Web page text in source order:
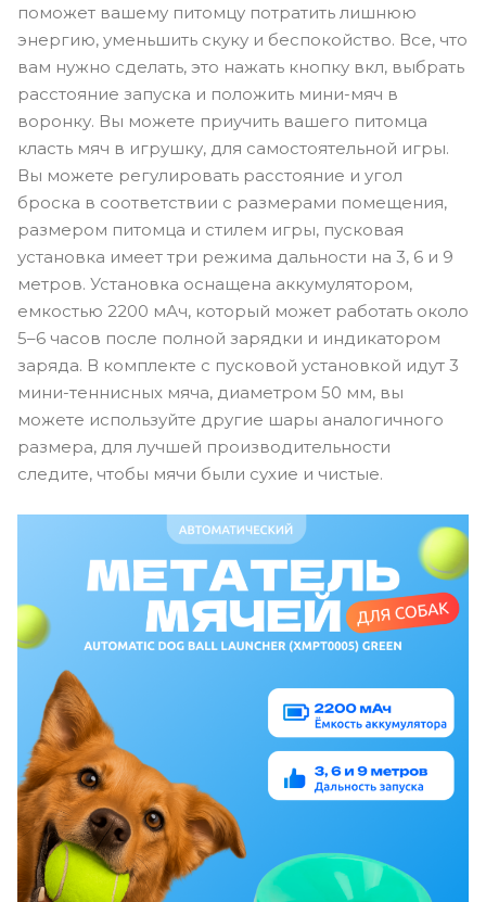
поможет вашему питомцу потратить лишнюю
энергию, уменьшить скуку и беспокойство. Все, что
вам нужно сделать, это нажать кнопку вкл, выбрать
расстояние запуска и положить мини-мяч в
воронку. Вы можете приучить вашего питомца
класть мяч в игрушку, для самостоятельной игры.
Вы можете регулировать расстояние и угол
броска в соответствии с размерами помещения,
размером питомца и стилем игры, пусковая
установка имеет три режима дальности на 3, 6 и 9
метров. Установка оснащена аккумулятором,
емкостью 2200 мАч, который может работать около
5–6 часов после полной зарядки и индикатором
заряда. В комплекте с пусковой установкой идут 3
мини-теннисных мяча, диаметром 50 мм, вы
можете используйте другие шары аналогичного
размера, для лучшей производительности
следите, чтобы мячи были сухие и чистые.